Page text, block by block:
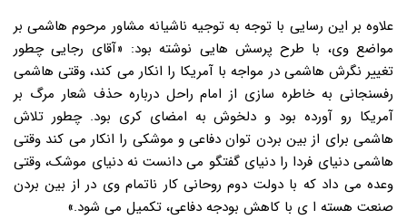
علاوه بر این رسایی با توجه به توجیه ناشیانه مشاور مرحوم هاشمی بر
مواضع وی، با طرح پرسش هایی نوشته بود: «آقای رجایی چطور
تغییر نگرش هاشمی در مواجه با آمریکا را انکار می کند، وقتی هاشمی
رفسنجانی به خاطره سازی از امام راحل درباره حذف شعار مرگ بر
آمریکا رو آورده بود و دلخوش به امضای کری بود. چطور تلاش
هاشمی برای از بین بردن توان دفاعی و موشکی را انکار می کند وقتی
هاشمی دنیای فردا را دنیای گفتگو می دانست نه دنیای موشک، وقتی
وعده می داد که با دولت دوم روحانی کار ناتمام وی در از بین بردن
صنعت هسته ا ی با کاهش بودجه دفاعی، تکمیل می شود.»